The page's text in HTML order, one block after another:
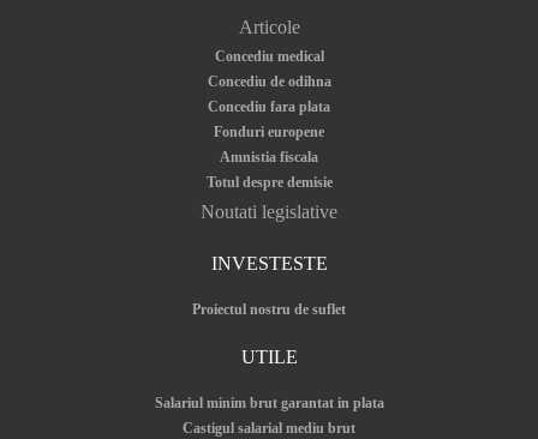
Articole
Concediu medical
Concediu de odihna
Concediu fara plata
Fonduri europene
Amnistia fiscala
Totul despre demisie
Noutati legislative
INVESTESTE
Proiectul nostru de suflet
UTILE
Salariul minim brut garantat in plata
Castigul salarial mediu brut